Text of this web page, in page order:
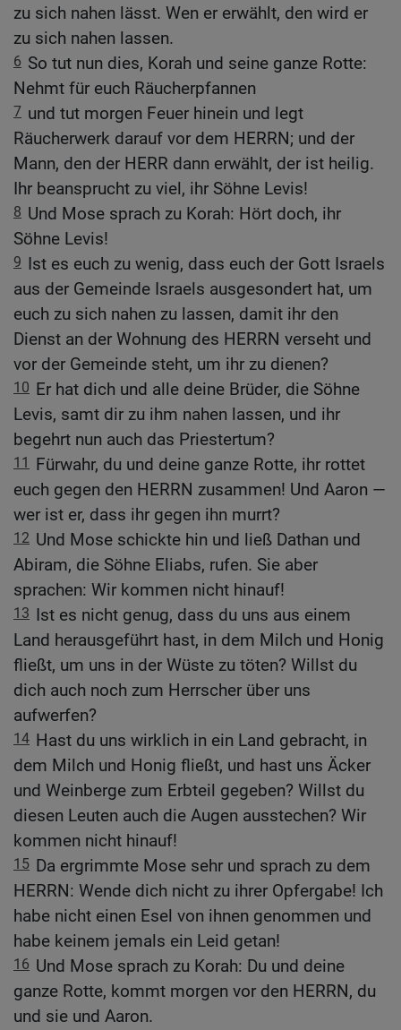
zu sich nahen lässt. Wen er erwählt, den wird er
zu sich nahen lassen.
6 So tut nun dies, Korah und seine ganze Rotte:
Nehmt für euch Räucherpfannen
7 und tut morgen Feuer hinein und legt
Räucherwerk darauf vor dem HERRN; und der
Mann, den der HERR dann erwählt, der ist heilig.
Ihr beansprucht zu viel, ihr Söhne Levis!
8 Und Mose sprach zu Korah: Hört doch, ihr
Söhne Levis!
9 Ist es euch zu wenig, dass euch der Gott Israels
aus der Gemeinde Israels ausgesondert hat, um
euch zu sich nahen zu lassen, damit ihr den
Dienst an der Wohnung des HERRN verseht und
vor der Gemeinde steht, um ihr zu dienen?
10 Er hat dich und alle deine Brüder, die Söhne
Levis, samt dir zu ihm nahen lassen, und ihr
begehrt nun auch das Priestertum?
11
Fürwahr, du und deine ganze Rotte, ihr rottet
euch gegen den HERRN zusammen! Und Aaron —
wer ist er, dass ihr gegen ihn murrt?
12 Und Mose schickte hin und ließ Dathan und
Abiram, die Söhne Eliabs, rufen. Sie aber
sprachen: Wir kommen nicht hinauf!
13 Ist es nicht genug, dass du uns aus einem
Land herausgeführt hast, in dem Milch und Honig
fließt, um uns in der Wüste zu töten? Willst du
dich auch noch zum Herrscher über uns
aufwerfen?
14 Hast du uns wirklich in ein Land gebracht, in
dem Milch und Honig fließt, und hast uns Äcker
und Weinberge zum Erbteil gegeben? Willst du
diesen Leuten auch die Augen ausstechen? Wir
kommen nicht hinauf!
15 Da ergrimmte Mose sehr und sprach zu dem
HERRN: Wende dich nicht zu ihrer Opfergabe! Ich
habe nicht einen Esel von ihnen genommen und
habe keinem jemals ein Leid getan!
16 Und Mose sprach zu Korah: Du und deine
ganze Rotte, kommt morgen vor den HERRN, du
und sie und Aaron.